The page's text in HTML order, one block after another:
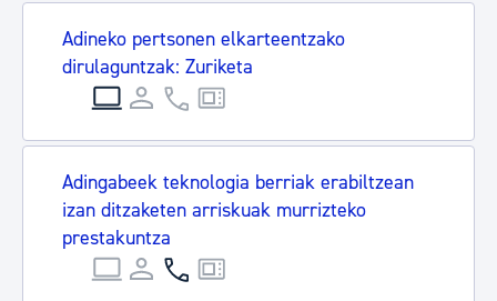
Adineko pertsonen elkarteentzako
dirulaguntzak: Zuriketa
Adingabeek teknologia berriak erabiltzean
izan ditzaketen arriskuak murrizteko
prestakuntza